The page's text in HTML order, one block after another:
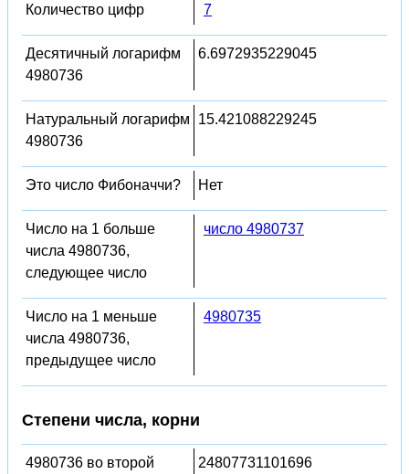
Количество цифр 7
Десятичный логарифм
4980736
6.6972935229045
Натуральный логарифм
4980736
15.421088229245
Это число Фибоначчи? Нет
Число на 1 больше
числа 4980736,
следующее число
число 4980737
Число на 1 меньше
числа 4980736,
предыдущее число
4980735
Степени числа, корни
4980736 во второй
24807731101696